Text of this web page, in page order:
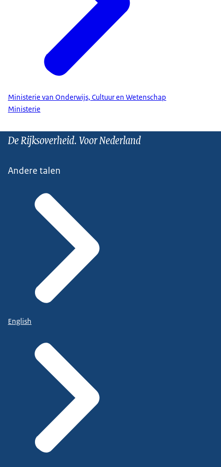
Ministerie van Onderwijs, Cultuur en Wetenschap
Ministerie
De Rijksoverheid. Voor Nederland
Andere talen
English